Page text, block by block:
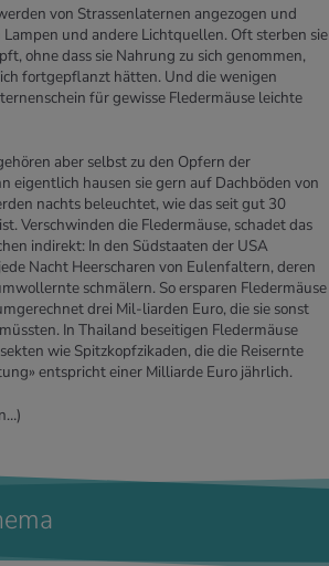
von Strassenlaternen angezogen und
Lampen und andere Lichtquellen. Oft sterben sie
ohne dass sie Nahrung zu sich genommen,
­fortgepflanzt hätten. Und die we­nigen
für gewisse ­F­ledermäuse leichte
aber selbst zu den Opfern der
eigentlich hausen sie gern auf Dachböden von
nachts beleuchtet, wie das seit gut 30
Verschwinden die Fledermäuse, schadet das
indirekt: In den Südstaaten der USA
Nacht Heerscharen von Eulenfaltern, deren
schmälern. So ersparen Fledermäuse
drei Mil-liarden Euro, die sie sonst
In Thailand beseitigen Fledermäuse
wie Spitzkopfzikaden, die die Reisernte
entspricht einer Milliarde Euro jährlich.